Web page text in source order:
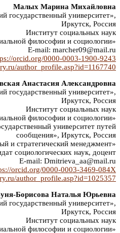
Малых Марина Михайловна
университет»,
Иркутск, Россия
Институт социальных наук
философии и социологии»
E-mail: marcher09@mail.ru
orcid.org/0000-0003-1900-9243
author_profile.asp?id=1167740
Анастасия Александровна
университет»,
Иркутск, Россия
Институт социальных наук
философии и социологии»
университет путей
сообщения», Иркутск, Россия
и стратегический менеджмент»
социологических наук, доцент
E-mail: Dmitrieva_aa@mail.ru
orcid.org/0000-0003-3469-084X
author_profile.asp?id=1025357
Борисова Наталья Юрьевна
университет»,
Иркутск, Россия
Институт социальных наук
философии и социологии»